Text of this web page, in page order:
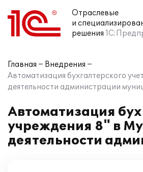
Отраслевые
и
решения
Главная
Внедрения
Автоматизация бухгалтерского
деятельности администрации
Автоматизация
учреждения 8" в
деятельности